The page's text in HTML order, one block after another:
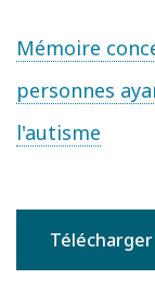
Mémoire
personnes
l'autisme